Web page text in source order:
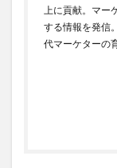
上に貢献。マ
する情報を発信
代マーケターの